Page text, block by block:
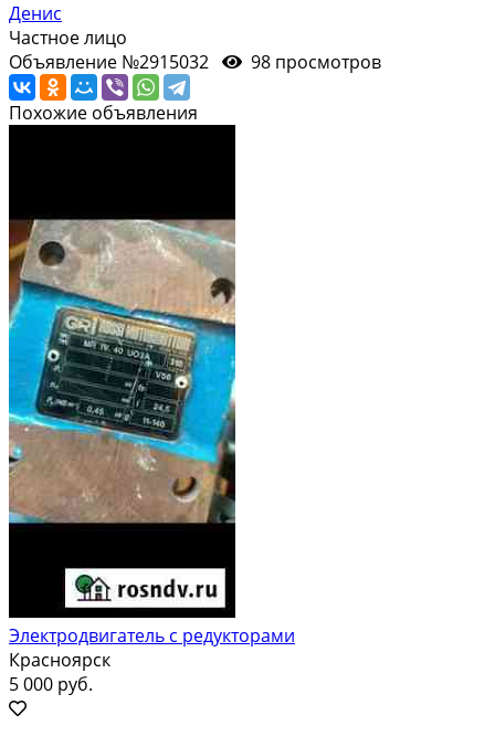
Денис
Частное лицо
Объявление №2915032
98 просмотров
Похожие объявления
Электродвигатель с редукторами
Красноярск
5 000 руб.